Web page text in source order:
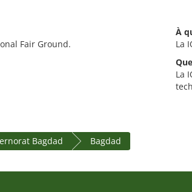
Fair Ground.
À
La
La
Bagdad Bagdad